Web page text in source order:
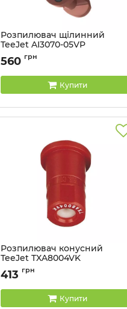
Розпилювач щілинний
TeeJet AI3070-05VP
Артикул: AI3070-05VP
560 грн
Купити
Розпилювач конусний
TeeJet TXA8004VK
Артикул: TXA8004VK
413 грн
Купити